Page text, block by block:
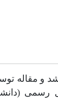
و مقاله
رسمی